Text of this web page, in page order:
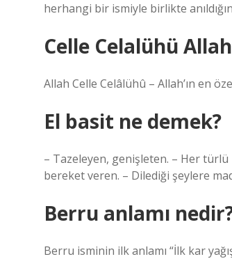
herhangi bir ismiyle birlikte
Celle Celalühü
Allah Celle Celâlühû – Allah’ın en
El basit ne demek?
– Tazeleyen, genişleten. – Her
bereket veren. – Dilediği şeylere
Berru anlamı
Berru isminin ilk anlamı “İlk kar